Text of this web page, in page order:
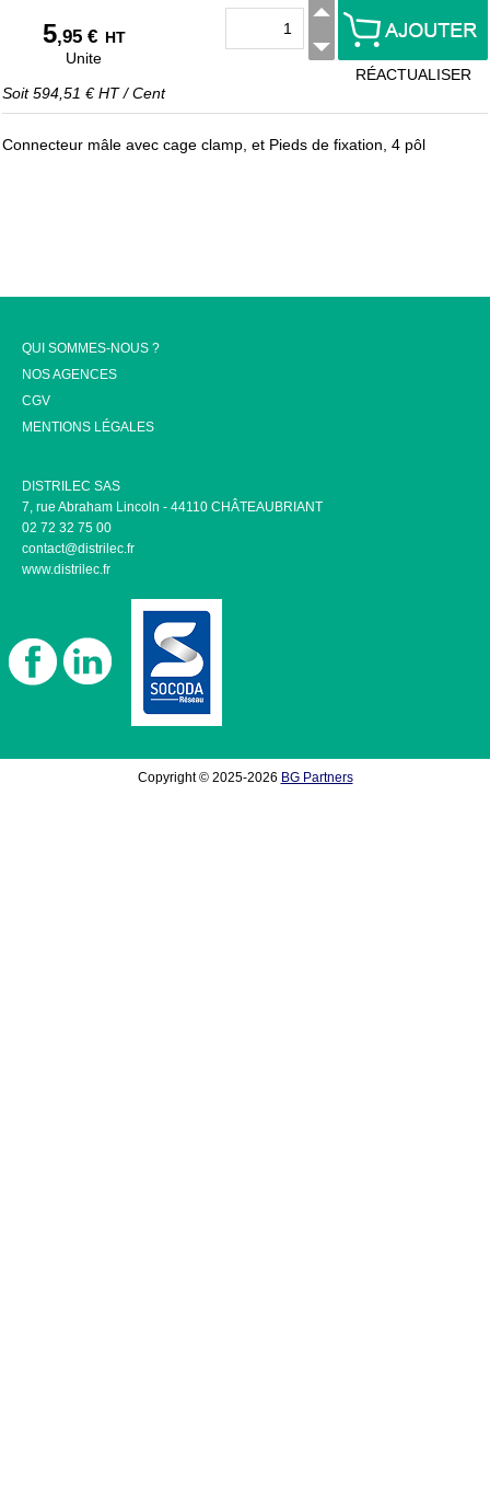
5,95 € HT
Unite
Soit594,51 € HT/Cent
RÉACTUALISER
Connecteur mâle avec cage clamp, et Pieds de fixation, 4 pôl
QUI SOMMES-NOUS ?
NOS AGENCES
CGV
MENTIONS LÉGALES
DISTRILEC SAS
7, rue Abraham Lincoln - 44110 CHÂTEAUBRIANT
02 72 32 75 00
contact@distrilec.fr
www.distrilec.fr
Copyright © 2025-2026 BG Partners